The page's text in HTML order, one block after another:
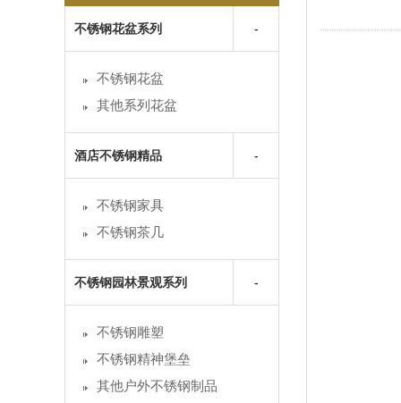
不锈钢花盆系列
不锈钢花盆
其他系列花盆
酒店不锈钢精品
不锈钢家具
不锈钢茶几
不锈钢园林景观系列
不锈钢雕塑
不锈钢精神堡垒
其他户外不锈钢制品